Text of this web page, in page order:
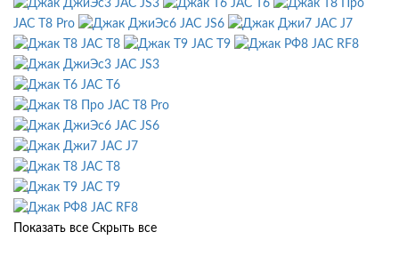
JAC JS3
JAC T6
JAC T8 Pro
JAC JS6
JAC J7
JAC T8
JAC T9
JAC RF8
JAC JS3
JAC T6
JAC T8 Pro
JAC JS6
JAC J7
JAC T8
JAC T9
JAC RF8
Показать все Скрыть все